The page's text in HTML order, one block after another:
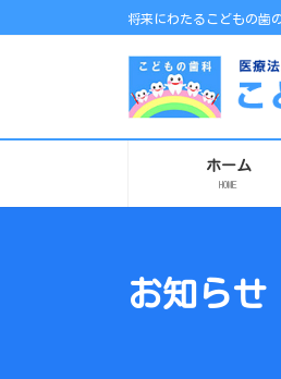
将来にわたるこどもの歯
ホーム
HOME
お知らせ